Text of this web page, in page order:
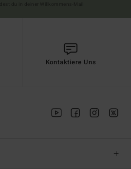
Kontaktiere Uns